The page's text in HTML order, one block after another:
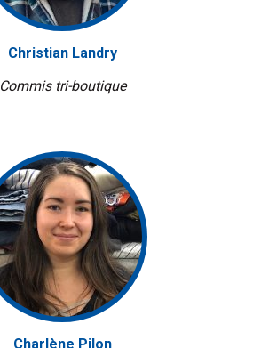
Christian Landry
Commis tri-boutique
Charlène Pilon